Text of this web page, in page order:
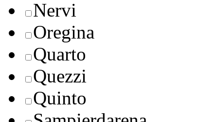
Nervi
Oregina
Quarto
Quezzi
Quinto